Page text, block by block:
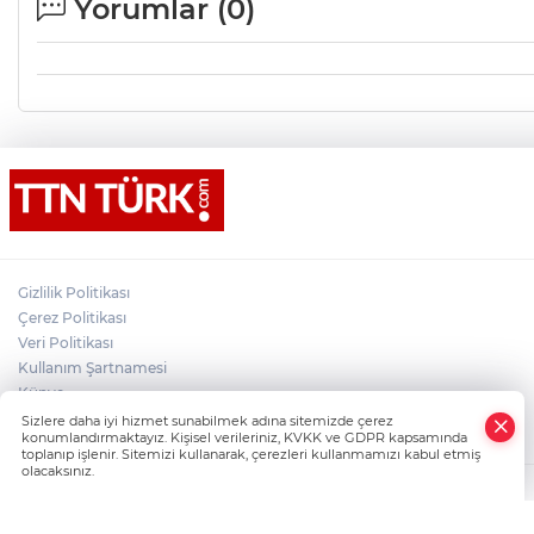
Yorumlar (0)
Gizlilik Politikası
Çerez Politikası
Veri Politikası
Kullanım Şartnamesi
Künye
İletişim
Sizlere daha iyi hizmet sunabilmek adına sitemizde çerez
konumlandırmaktayız. Kişisel verileriniz, KVKK ve GDPR kapsamında
toplanıp işlenir. Sitemizi kullanarak, çerezleri kullanmamızı kabul etmiş
olacaksınız.
Whatsapp